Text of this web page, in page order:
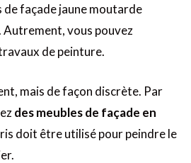
de façade jaune moutarde
Autrement, vous pouvez
de peinture.
mais de façon discrète. Par
des meubles de façade en
doit être utilisé pour peindre le